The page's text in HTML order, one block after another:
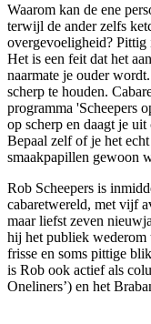
Waarom kan de ene
terwijl de ander zelfs
overgevoeligheid?
Het is een feit dat het
naarmate je ouder
scherp te houden.
programma 'Scheepers
op scherp en daagt je
Bepaal zelf of je het
smaakpapillen gewoon
Rob Scheepers is
cabaretwereld, met vijf
maar liefst zeven
hij het publiek wederom
frisse en soms pittige
is Rob ook actief als
Oneliners’) en het